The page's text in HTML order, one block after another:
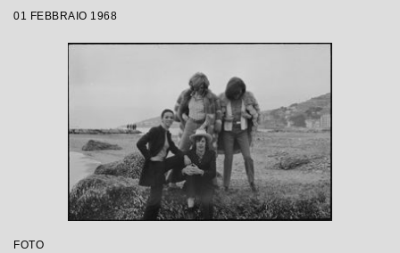
01 FEBBRAIO 1968
FOTO